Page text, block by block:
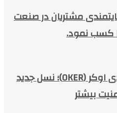
مشتریان در صنعت
کسب نمود.
معرفی کرکره فولادی اوکر (OKER)؛ نسل جدید
بیشتر